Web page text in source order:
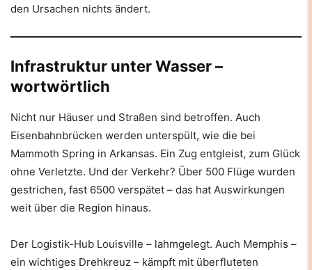
den Ursachen nichts ändert.
Infrastruktur unter Wasser –
wortwörtlich
Nicht nur Häuser und Straßen sind betroffen. Auch
Eisenbahnbrücken werden unterspült, wie die bei
Mammoth Spring in Arkansas. Ein Zug entgleist, zum Glück
ohne Verletzte. Und der Verkehr? Über 500 Flüge wurden
gestrichen, fast 6500 verspätet – das hat Auswirkungen
weit über die Region hinaus.
Der Logistik-Hub Louisville – lahmgelegt. Auch Memphis –
ein wichtiges Drehkreuz – kämpft mit überfluteten